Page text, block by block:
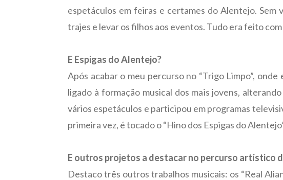
espetáculos em feiras e certames do Alentejo. Sem
trajes e levar os filhos aos eventos. Tudo era feito com
E Espigas do Alentejo?
Após acabar o meu percurso no “Trigo Limpo”,
ligado à formação musical dos mais jovens,
vários espetáculos e participou em programas
primeira vez, é tocado o “Hino dos Espigas do
E outros projetos a destacar no percurso artístico
Destaco três outros trabalhos musicais: os “Real